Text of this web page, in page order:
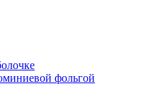
фольгой